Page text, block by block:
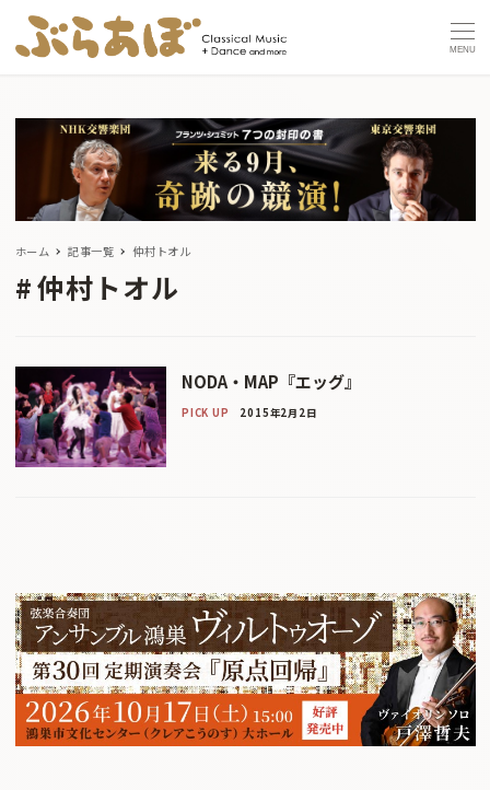
MENU
ホーム 記事一覧 仲村トオル
仲村トオル
NODA・MAP『エッグ』
PICK UP 2015年2月2日